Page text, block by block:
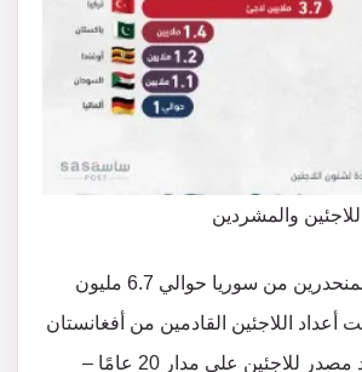
والمشردين
بلغ عدد اللاجئين المنحدرين من سوريا حوالي 6.7 مليون
أعداد اللاجئين القادمين من أفغانستان
– وهو ثاني أكبر بلد مصدر للاجئين على مدار 20 عامًا –